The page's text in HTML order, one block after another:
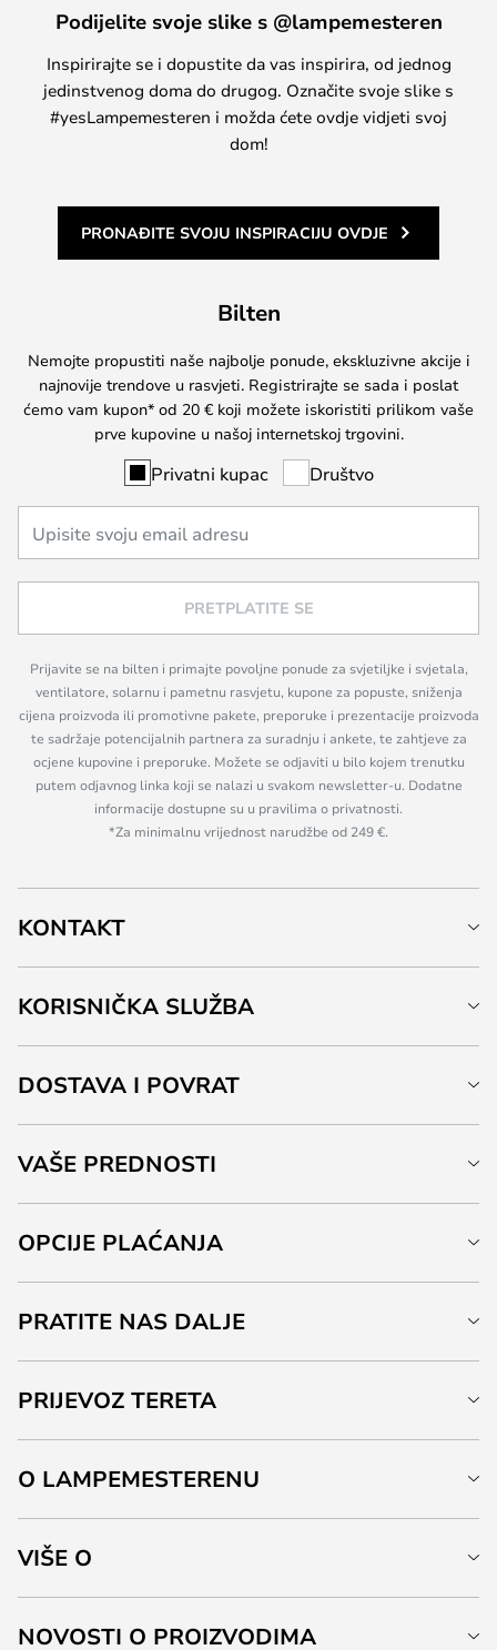
Podijelite svoje slike s @lampemesteren
Inspirirajte se i dopustite da vas inspirira, od jednog
jedinstvenog doma do drugog. Označite svoje slike s
#yesLampemesteren i možda ćete ovdje vidjeti svoj
dom!
PRONAĐITE SVOJU INSPIRACIJU OVDJE
Bilten
Nemojte propustiti naše najbolje ponude, ekskluzivne akcije i
najnovije trendove u rasvjeti. Registrirajte se sada i poslat
ćemo vam kupon* od 20 € koji možete iskoristiti prilikom vaše
prve kupovine u našoj internetskoj trgovini.
Privatni kupac Društvo
PRETPLATITE SE
Prijavite se na bilten i primajte povoljne ponude za svjetiljke i svjetala,
ventilatore, solarnu i pametnu rasvjetu, kupone za popuste, sniženja
cijena proizvoda ili promotivne pakete, preporuke i prezentacije proizvoda
te sadržaje potencijalnih partnera za suradnju i ankete, te zahtjeve za
ocjene kupovine i preporuke. Možete se odjaviti u bilo kojem trenutku
putem odjavnog linka koji se nalazi u svakom newsletter-u. Dodatne
informacije dostupne su u pravilima o privatnosti.
*Za minimalnu vrijednost narudžbe od 249 €.
KONTAKT
KORISNIČKA SLUŽBA
DOSTAVA I POVRAT
VAŠE PREDNOSTI
OPCIJE PLAĆANJA
PRATITE NAS DALJE
PRIJEVOZ TERETA
O LAMPEMESTERENU
VIŠE O
NOVOSTI O PROIZVODIMA